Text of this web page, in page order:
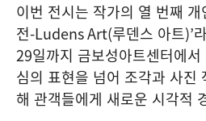
이번 전시는 작가의 열 번째 개
전-Ludens Art(루덴스 아트)’
29일까지 금보성아트센터에서
심의 표현을 넘어 조각과 사진
해 관객들에게 새로운 시각적